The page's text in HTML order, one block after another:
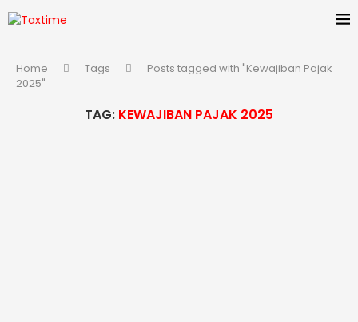
Home Tags
Posts tagged with "Kewajiban Pajak
2025"
TAG: KEWAJIBAN PAJAK 2025